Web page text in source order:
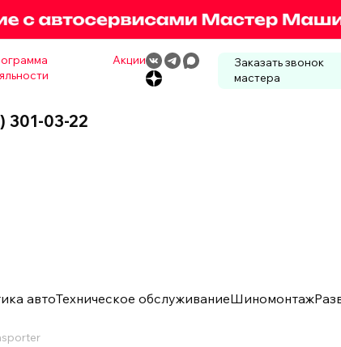
Акции
Заказать звонок
мастера
301-03-22
автоТехническое обслуживаниеШиномонтаж